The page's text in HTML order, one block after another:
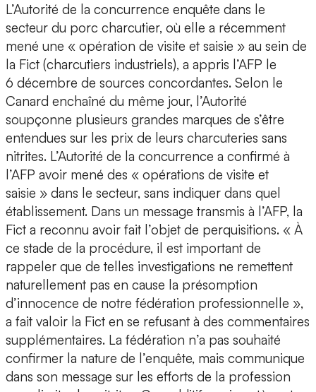
L’Autorité de la concurrence enquête dans le
secteur du porc charcutier, où elle a récemment
mené une « opération de visite et saisie » au sein de
la Fict (charcutiers industriels), a appris l’AFP le
6 décembre de sources concordantes. Selon le
Canard enchaîné du même jour, l’Autorité
soupçonne plusieurs grandes marques de s’être
entendues sur les prix de leurs charcuteries sans
nitrites. L’Autorité de la concurrence a confirmé à
l’AFP avoir mené des « opérations de visite et
saisie » dans le secteur, sans indiquer dans quel
établissement. Dans un message transmis à l’AFP, la
Fict a reconnu avoir fait l’objet de perquisitions. « À
ce stade de la procédure, il est important de
rappeler que de telles investigations ne remettent
naturellement pas en cause la présomption
d’innocence de notre fédération professionnelle »,
a fait valoir la Fict en se refusant à des commentaires
supplémentaires. La fédération n’a pas souhaité
confirmer la nature de l’enquête, mais communique
dans son message sur les efforts de la profession